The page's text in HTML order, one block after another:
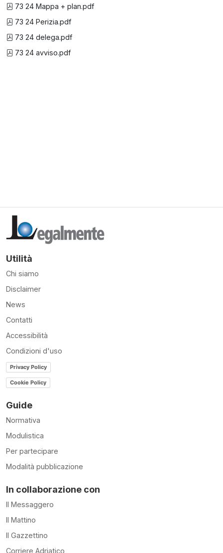
73 24 Mappa + plan.pdf
73 24 Perizia.pdf
73 24 delega.pdf
73 24 avviso.pdf
Utilità
Chi siamo
Disclaimer
News
Contatti
Accessibilità
Condizioni d'uso
Privacy Policy
Cookie Policy
Guide
Normativa
Modulistica
Per partecipare
Modalità pubblicazione
In collaborazione con
Il Messaggero
Il Mattino
Il Gazzettino
Corriere Adriatico